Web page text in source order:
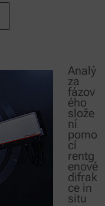
Analý
za
fázov
ého
slože
ní
pomo
cí
rentg
enové
difrak
ce in
situ